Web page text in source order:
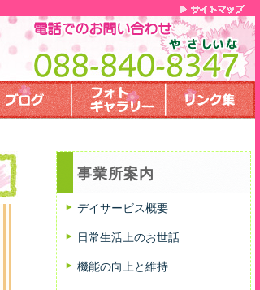
事業所案内
デイサービス概要
日常生活上のお世話
機能の向上と維持